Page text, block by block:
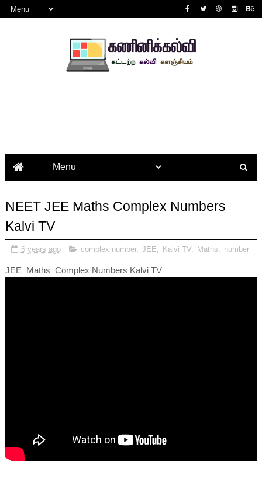
NEET JEE Maths Complex Numbers
Kalvi TV
6 years ago complex number, JEE Kalvi TV, Maths number
JEE Maths Complex Numbers Kalvi TV